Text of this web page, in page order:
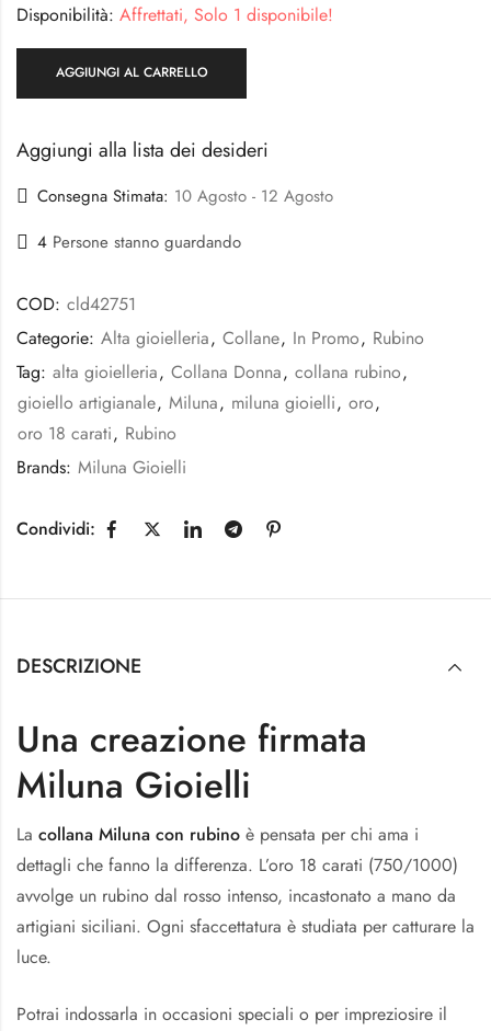
Disponibilità: Affrettati, Solo 1 disponibile!
AGGIUNGI AL CARRELLO
Aggiungi alla lista dei desideri
Consegna Stimata: 10 Agosto - 12 Agosto
4 Persone stanno guardando
COD: cld42751
Categorie: Alta gioielleria, Collane, In Promo, Rubino
Tag: alta gioielleria, Collana Donna, collana rubino,
gioiello artigianale, Miluna, miluna gioielli, oro,
oro 18 carati, Rubino
Brands: Miluna Gioielli
Condividi:
DESCRIZIONE
Una creazione firmata
Miluna Gioielli
La collana Miluna con rubino è pensata per chi ama i
dettagli che fanno la differenza. L’oro 18 carati (750/1000)
avvolge un rubino dal rosso intenso, incastonato a mano da
artigiani siciliani. Ogni sfaccettatura è studiata per catturare la
luce.
Potrai indossarla in occasioni speciali o per impreziosire il